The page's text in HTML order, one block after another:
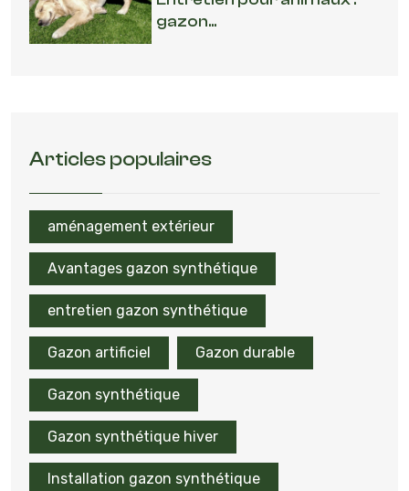
gazon...
Articles populaires
aménagement extérieur
Avantages gazon synthétique
entretien gazon synthétique
Gazon artificiel Gazon durable
Gazon synthétique
Gazon synthétique hiver
Installation gazon synthétique